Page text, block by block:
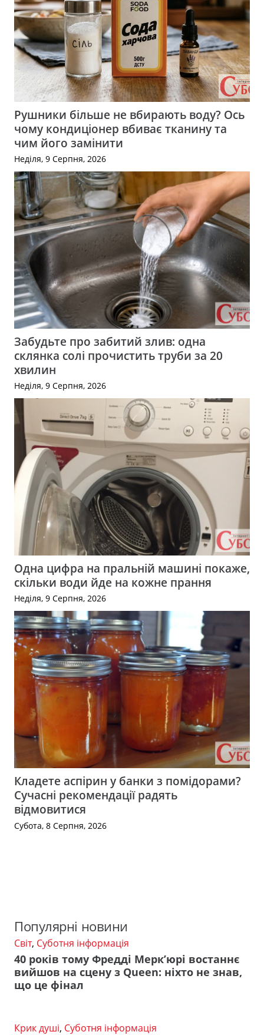
Рушники більше не вбирають воду? Ось
чому кондиціонер вбиває тканину та
чим його замінити
Неділя, 9 Серпня, 2026
Забудьте про забитий злив: одна
склянка солі прочистить труби за 20
хвилин
Неділя, 9 Серпня, 2026
Одна цифра на пральній машині покаже,
скільки води йде на кожне прання
Неділя, 9 Серпня, 2026
Кладете аспірин у банки з помідорами?
Сучасні рекомендації радять
відмовитися
Субота, 8 Серпня, 2026
Популярні новини
Світ, Суботня інформація
40 років тому Фредді Мерк’юрі востаннє
вийшов на сцену з Queen: ніхто не знав,
що це фінал
Крик душі, Суботня інформація